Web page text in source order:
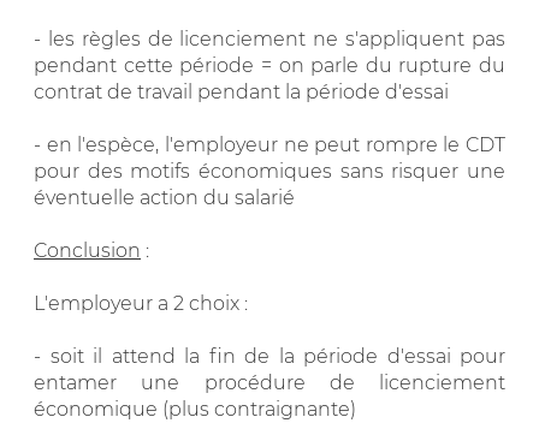
- les règles de licenciement ne s'appliquent pas
pendant cette période = on parle du rupture du
contrat de travail pendant la période d'essai
- en l'espèce, l'employeur ne peut rompre le CDT
pour des motifs économiques sans risquer une
éventuelle action du salarié
Conclusion :
L'employeur a 2 choix :
- soit il attend la fin de la période d'essai pour
entamer une procédure de licenciement
économique (plus contraignante)